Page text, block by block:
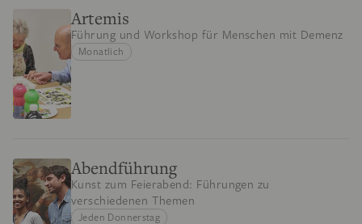
Artemis
Führung und Workshop für Menschen mit Demenz
Monatlich
Abendführung
Kunst zum Feierabend: Führungen zu
verschiedenen Themen
Jeden Donnerstag